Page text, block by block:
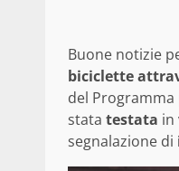
Buone notizie
biciclette
del Programma
stata testata in
segnalazione di